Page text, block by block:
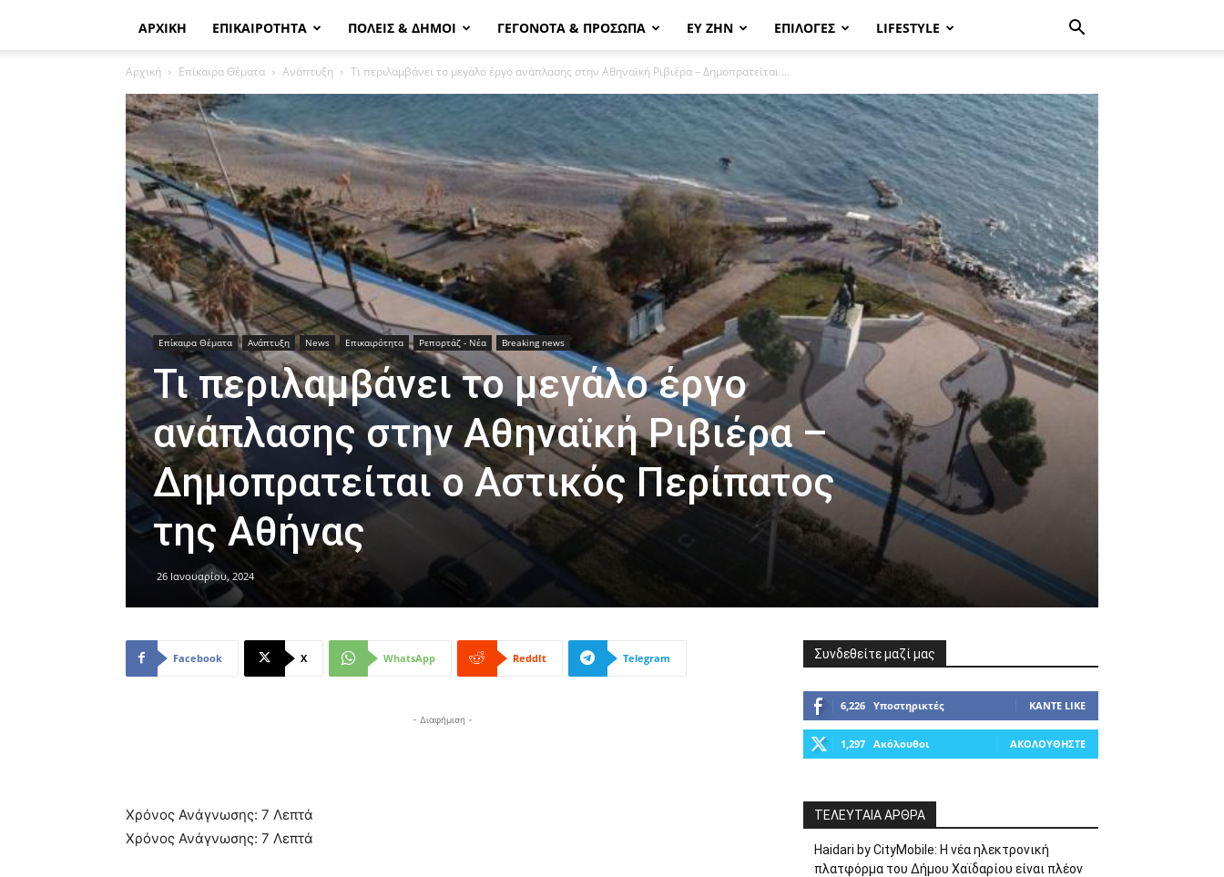
ΑΡΧΙΚΗ ΕΠΙΚΑΙΡΟΤΗΤΑ ΠΟΛΕΙΣ & ΔΗΜΟΙ ΓΕΓΟΝΟΤΑ & ΠΡΟΣΩΠΑ ΕΥ ΖΗΝ ΕΠΙΛΟΓΈΣ LIFESTYLE
Αρχική Επίκαιρα Θέματα Ανάπτυξη Τι περιλαμβάνει το μεγάλο έργο ανάπλασης στην Αθηναϊκή Ριβιέρα – Δημοπρατείται ...
Επίκαιρα Θέματα Ανάπτυξη News Επικαιρότητα Ρεπορτάζ - Νέα Breaking news
Τι περιλαμβάνει το μεγάλο έργο
ανάπλασης στην Αθηναϊκή Ριβιέρα –
Δημοπρατείται ο Αστικός Περίπατος
της Αθήνας
26 Ιανουαρίου, 2024
Facebook X WhatsApp ReddIt Telegram
- Διαφήμιση -
Χρόνος Ανάγνωσης: 7 Λεπτά
Χρόνος Ανάγνωσης: 7 Λεπτά
Συνδεθείτε μαζί μας
6,226 Υποστηρικτές ΚΆΝΤΕ LIKE
1,297 Ακόλουθοι ΑΚΟΛΟΥΘΉΣΤΕ
ΤΕΛΕΥΤΑΙΑ ΑΡΘΡΑ
Haidari by CityMobile: Η νέα ηλεκτρονική
πλατφόρμα του Δήμου Χαϊδαρίου είναι πλέον